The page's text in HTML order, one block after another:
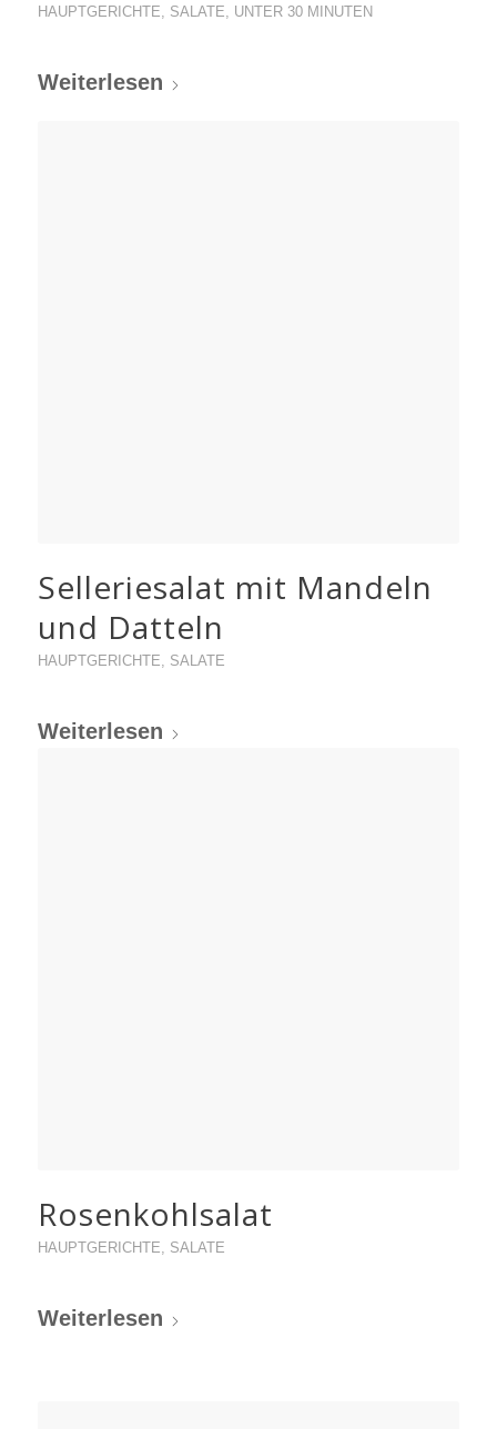
HAUPTGERICHTE SALATE UNTER 30 MINUTEN
Weiterlesen
Selleriesalat mit Mandeln
und Datteln
HAUPTGERICHTE SALATE
Weiterlesen
Rosenkohlsalat
HAUPTGERICHTE SALATE
Weiterlesen